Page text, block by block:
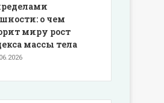
о чем
миру рост
массы тела